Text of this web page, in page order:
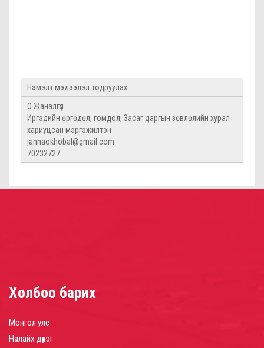
Нэмэлт мэдээлэл тодруулах
О.Жаналгүл
Иргэдийн өргөдөл, гомдол, Засаг даргын зөвлөлийн хурал
хариуцсан мэргэжилтэн
jannaokhobal@gmail.com
70232727
Холбоо барих
Монгол улс
Налайх дүүрэг